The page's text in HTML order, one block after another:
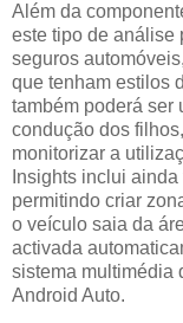
Além da
este tipo de análise
seguros
que tenham estilos
também poderá ser
condução dos
monitorizar a
Insights inclui
permitindo criar
o veículo saia da
activada
sistema multimédia
Android Auto.